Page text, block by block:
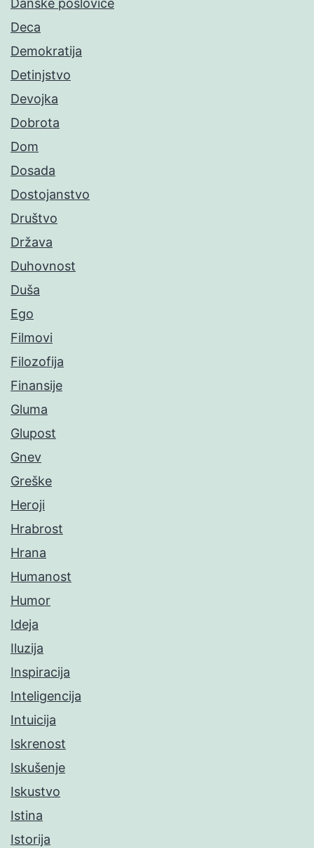
Danske poslovice
Deca
Demokratija
Detinjstvo
Devojka
Dobrota
Dom
Dosada
Dostojanstvo
Društvo
Država
Duhovnost
Duša
Ego
Filmovi
Filozofija
Finansije
Gluma
Glupost
Gnev
Greške
Heroji
Hrabrost
Hrana
Humanost
Humor
Ideja
Iluzija
Inspiracija
Inteligencija
Intuicija
Iskrenost
Iskušenje
Iskustvo
Istina
Istorija